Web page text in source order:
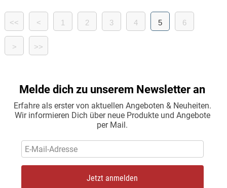
<< < 1 2 3 4 5 6
> >>
Melde dich zu unserem Newsletter an
Erfahre als erster von aktuellen Angeboten & Neuheiten.
Wir informieren Dich über neue Produkte und Angebote
per Mail.
Jetzt anmelden